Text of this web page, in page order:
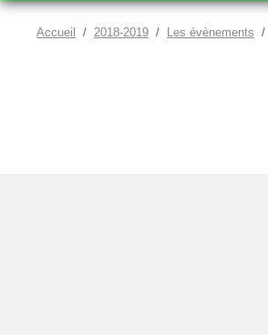
Accueil 2018-2019 Les évènements